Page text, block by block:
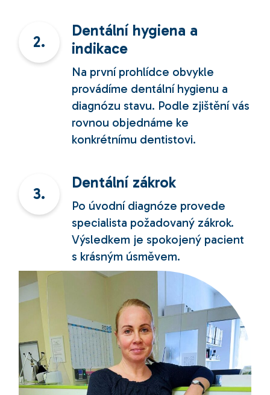
2.
Dentální hygiena a
indikace
Na první prohlídce obvykle
provádíme dentální hygienu a
diagnózu stavu. Podle zjištění vás
rovnou objednáme ke
konkrétnímu dentistovi.
3.
Dentální zákrok
Po úvodní diagnóze provede
specialista požadovaný zákrok.
Výsledkem je spokojený pacient
s krásným úsměvem.